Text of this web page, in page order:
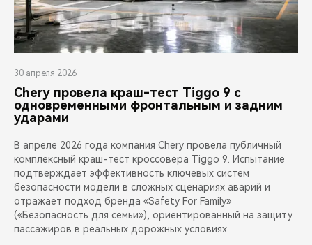
30 апреля 2026
Chery провела краш-тест Tiggo 9 с
одновременными фронтальным и задним
ударами
В апреле 2026 года компания Chery провела публичный
комплексный краш-тест кроссовера Tiggo 9. Испытание
подтверждает эффективность ключевых систем
безопасности модели в сложных сценариях аварий и
отражает подход бренда «Safety For Family»
(«Безопасность для семьи»), ориентированный на защиту
пассажиров в реальных дорожных условиях.